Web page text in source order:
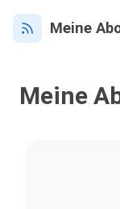
Meine
Meine